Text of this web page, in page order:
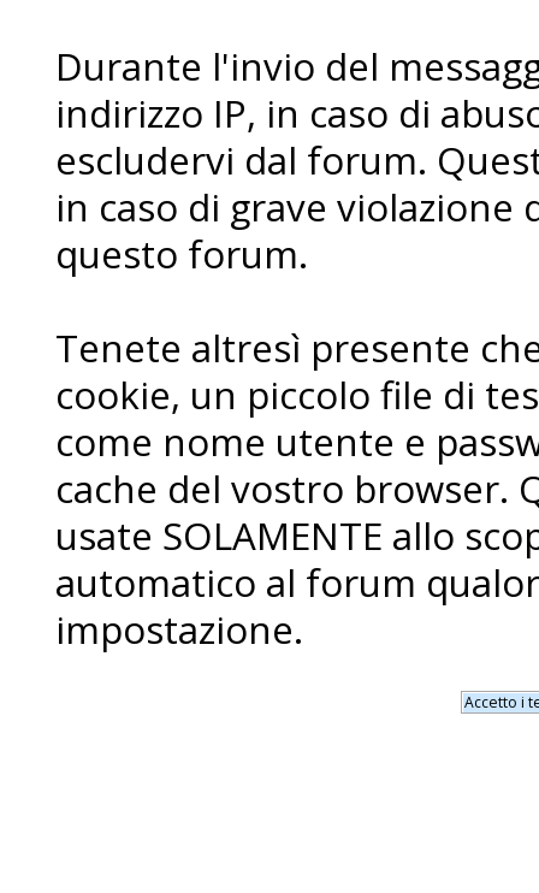
Durante l'invio del
indirizzo IP, in caso di
escludervi dal forum.
in caso di grave
questo forum.
Tenete altresì presente
cookie, un piccolo file di
come nome utente e
cache del vostro browser.
usate SOLAMENTE allo
automatico al forum
impostazione.